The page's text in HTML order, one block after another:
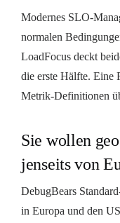
Modernes SLO-
normalen
LoadFocus deckt
die erste Hälfte. Eine
Metrik-Definitionen
Sie wollen
jenseits von
DebugBears
in Europa und den